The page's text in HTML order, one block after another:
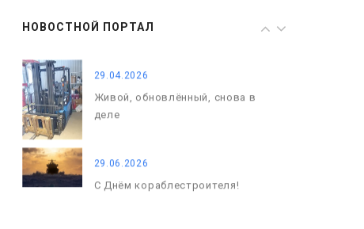
НОВОСТНОЙ ПОРТАЛС Днём Победы. Память, которая
29.04.2026
Живой, обновлённый, снова в
деле
29.06.2026
С Днём кораблестроителя!